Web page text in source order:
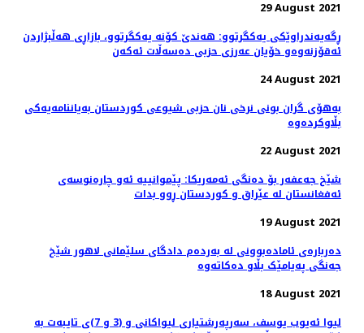
29 August 2021
ڕگەیەندراوێکی یەكگرتوو: هەندێ کۆنە یەکگرتوو، بازاڕی هەڵبژاردن
ئەقۆزنەوەو خۆیان عەرزی حزبی دەسەڵات ئەكەن
24 August 2021
بەهۆی گران بونی نرخی نان حزبی شیوعی کوردستان بەیاننامەیەکی
بڵاوکردەوە
22 August 2021
شێخ جەعفەر بۆ دەنگی ئەمەریکا: پێموانییه‌ ئەو چارەنوسەی
ئه‌فغانستان له‌ عێراق و کوردستان ڕوو بدات
19 August 2021
دەربارەی ئامادەبوونی لە بەردەم دادگای سلێمانی لاهور شێخ
جەنگی پەیامێک بڵاو دەکاتەوە
18 August 2021
لیوا ئەیوب یوسف، سەرپەرشتیاری لیواکانی و (3 و 7)ی تایبەت بە